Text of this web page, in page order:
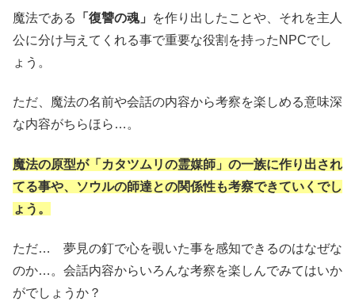
魔法である 「復讐の魂」
を作り出したことや、それを主人
公に分け与えてくれる事で重要な役割を持ったNPCでし
ょう。
ただ、魔法の名前や会話の内容から考察を楽しめる意味深
な内容がちらほら…。
魔法の原型が「カタツムリの霊媒師」の一族に作り出され
てる事や、ソウルの師達との関係性も考察できていくでし
ょう。
ただ… 夢見の釘で心を覗いた事を感知できるのはなぜな
のか…。会話内容からいろんな考察を楽しんでみてはいか
がでしょうか？